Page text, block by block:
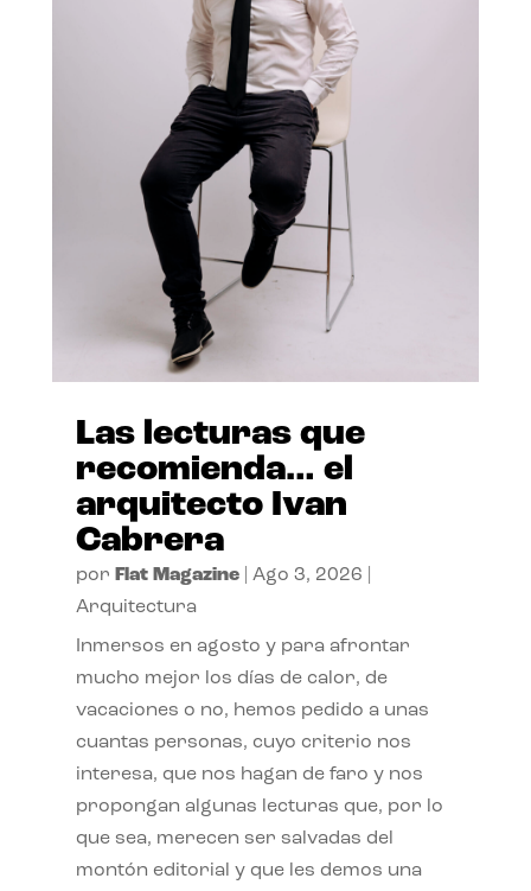
Las lecturas que
recomienda… el
arquitecto Ivan
Cabrera
por Flat Magazine| Ago 3, 2026
Arquitectura
Inmersos en agosto y para afrontar
mucho mejor los días de calor, de
vacaciones o no, hemos pedido a unas
cuantas personas, cuyo criterio nos
interesa, que nos hagan de faro y nos
propongan algunas lecturas que, por lo
que sea, merecen ser salvadas del
montón editorial y que les demos una